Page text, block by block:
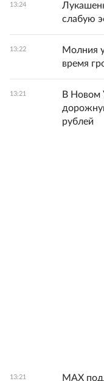
13:24
слабую
13:22
Молния
время
13:21
В Новом
рублей
13:21
MAX